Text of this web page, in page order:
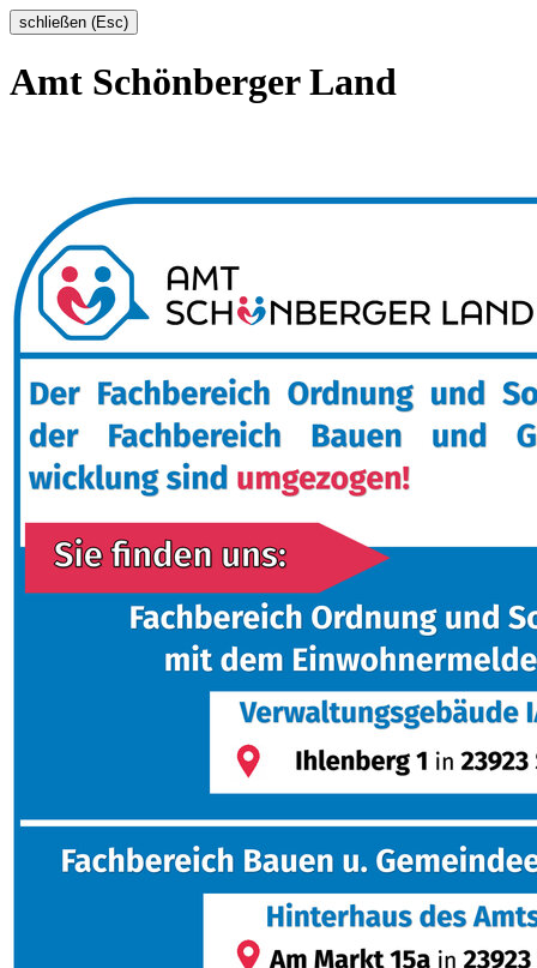
schließen (Esc)
Amt Schönberger Land